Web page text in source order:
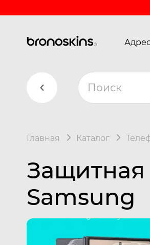
Главная Каталог
Samsung